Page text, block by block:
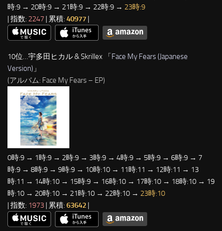
時:9 → 20時:9 → 21時:9 → 22時:9 → 23時:9
| 指数: 2247 | 累積: 40977 |
10位…宇多田ヒカル & Skrillex 「Face My Fears (Japanese
Version) 」
(アルバム: Face My Fears – EP)
0時:9 → 1時:9 → 2時:9 → 3時:9 → 4時:9 → 5時:9 → 6時:9 → 7
時:9 → 8時:9 → 9時:9 → 10時:10 → 11時:11 → 12時:11 → 13
時:11 → 14時:10 → 15時:9 → 16時:10 → 17時:10 → 18時:10 → 19
時:10 → 20時:10 → 21時:10 → 22時:10 → 23時:10
| 指数: 1973 | 累積: 63642 |